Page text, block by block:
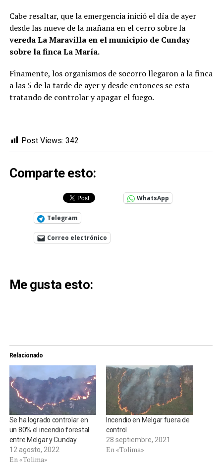
Cabe resaltar, que la emergencia inició el día de ayer
desde las nueve de la mañana en el cerro sobre la
vereda La Maravilla en el municipio de Cunday
sobre la finca La María.
Finamente, los organismos de socorro llegaron a la finca
a las 5 de la tarde de ayer y desde entonces se esta
tratando de controlar y apagar el fuego.
Post Views: 342
Comparte esto:
WhatsApp
Telegram
Correo electrónico
Me gusta esto:
Relacionado
Se ha logrado controlar en
un 80% el incendio forestal
entre Melgar y Cunday
12 agosto, 2022
En «Tolima»
Incendio en Melgar fuera de
control
28 septiembre, 2021
En «Tolima»